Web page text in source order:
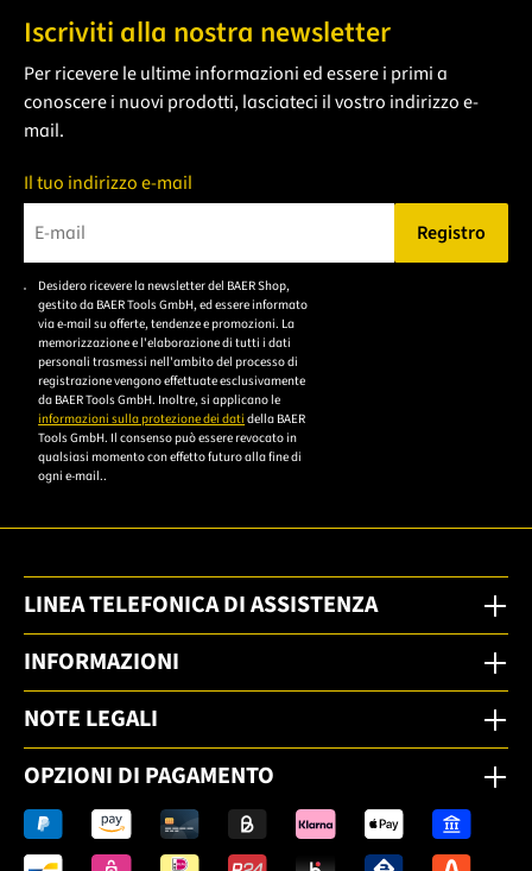
Iscriviti alla nostra newsletter
Per ricevere le ultime informazioni ed essere i primi a
conoscere i nuovi prodotti, lasciateci il vostro indirizzo e-
mail.
Il tuo indirizzo e-mail
Bitte geben Sie eine gültige E-Mail-Adresse ein.
Registro
Desidero ricevere la newsletter del BAER Shop,
gestito da BAER Tools GmbH, ed essere informato
via e-mail su offerte, tendenze e promozioni. La
memorizzazione e l'elaborazione di tutti i dati
personali trasmessi nell'ambito del processo di
registrazione vengono effettuate esclusivamente
da BAER Tools GmbH. Inoltre, si applicano le
informazioni sulla protezione dei dati della BAER
Tools GmbH. Il consenso può essere revocato in
qualsiasi momento con effetto futuro alla fine di
ogni e-mail..
LINEA TELEFONICA DI ASSISTENZA
INFORMAZIONI
NOTE LEGALI
OPZIONI DI PAGAMENTO